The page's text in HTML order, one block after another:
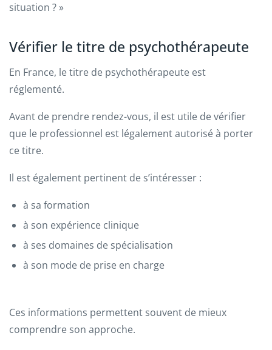
situation ? »
Vérifier le titre de psychothérapeute
En France, le titre de psychothérapeute est
réglementé.
Avant de prendre rendez-vous, il est utile de vérifier
que le professionnel est légalement autorisé à porter
ce titre.
Il est également pertinent de s’intéresser :
à sa formation
à son expérience clinique
à ses domaines de spécialisation
à son mode de prise en charge
Ces informations permettent souvent de mieux
comprendre son approche.